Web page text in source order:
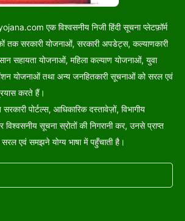
एक विश्वसनीय निजी हिंदी सूचना प्लेटफ़ॉर्म
तक सरकारी योजनाओं, सरकारी अपडेट्स, कल्याणकारी
सहायता योजनाओं, महिला कल्याण योजनाओं, युवा
पेंशन योजनाओं तथा अन्य जनहितकारी सूचनाओं को सरल एवं
करते हैं।
सरकारी पोर्टल्स, आधिकारिक दस्तावेज़ों, विभागीय
सूचना स्रोतों की निगरानी कर, उनसे प्राप्त
सरल एवं समझने योग्य भाषा में पहुँचाती है।